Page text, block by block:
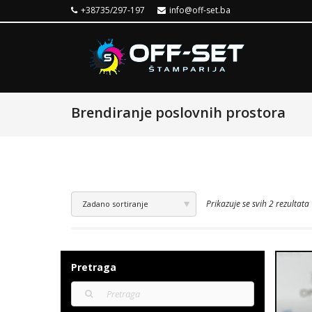
+38735/297-197 info@off-set.ba
Brendiranje poslovnih prostora
Zadano sortiranje Prikazuje se svih 2 rezultata
Pretraga